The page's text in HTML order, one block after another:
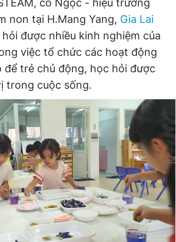
cô Ngọc - hiệu trưởng
non tại H.Mang Yang, Gia Lai
được nhiều kinh nghiệm của
việc tổ chức các hoạt động
để trẻ chủ động, học hỏi được
trong cuộc sống.